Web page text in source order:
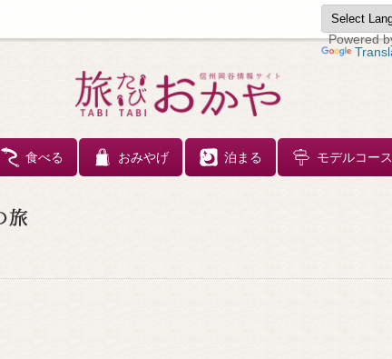
コンテンツへスキップ
食べる おみやげ 泊まる モデルコース
Powered